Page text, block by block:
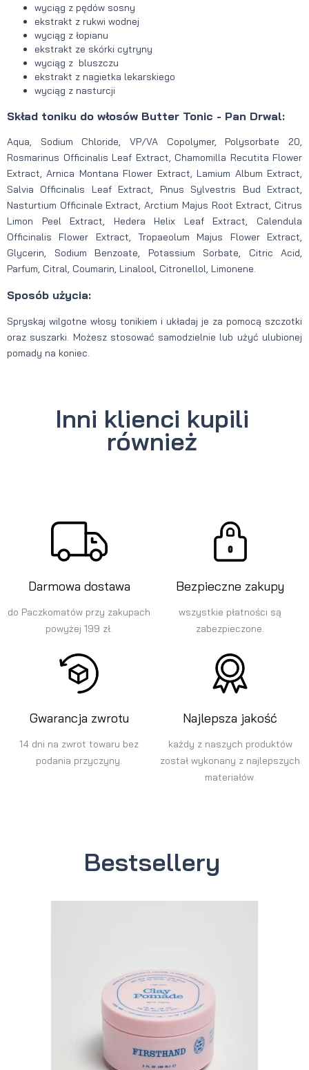
wyciąg z pędów sosny
ekstrakt z rukwi wodnej
wyciąg z łopianu
ekstrakt ze skórki cytryny
wyciąg z bluszczu
ekstrakt z nagietka lekarskiego
wyciąg z nasturcji
Skład toniku do włosów Butter Tonic - Pan Drwal:
Aqua, Sodium Chloride, VP/VA Copolymer, Polysorbate 20,
Rosmarinus Officinalis Leaf Extract, Chamomilla Recutita Flower
Extract, Arnica Montana Flower Extract, Lamium Album Extract,
Salvia Officinalis Leaf Extract, Pinus Sylvestris Bud Extract,
Nasturtium Officinale Extract, Arctium Majus Root Extract, Citrus
Limon Peel Extract, Hedera Helix Leaf Extract, Calendula
Officinalis Flower Extract, Tropaeolum Majus Flower Extract,
Glycerin, Sodium Benzoate, Potassium Sorbate, Citric Acid,
Parfum, Citral, Coumarin, Linalool, Citronellol, Limonene.
Sposób użycia:
Spryskaj wilgotne włosy tonikiem i układaj je za pomocą szczotki
oraz suszarki. Możesz stosować samodzielnie lub użyć ulubionej
pomady na koniec.
Inni klienci kupili
również
Darmowa dostawa
do Paczkomatów przy zakupach
powyżej 199 zł.
Bezpieczne zakupy
wszystkie płatności są
zabezpieczone.
Gwarancja zwrotu
14 dni na zwrot towaru bez
podania przyczyny.
Najlepsza jakość
każdy z naszych produktów
został wykonany z najlepszych
materiałów.
Bestsellery